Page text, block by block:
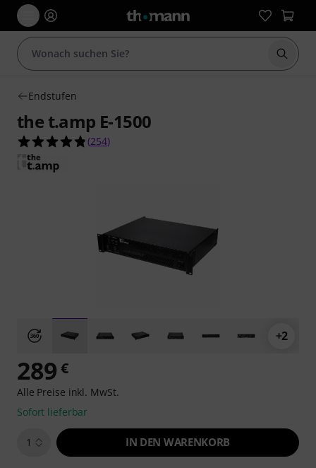
Suche
Endstufen
the t.amp E-1500
4.8 von 5 Sternen aus 254 Kundenbewertungen
(254)
+2
289 €
Alle Preise inkl. MwSt.
Sofort lieferbar
1 IN DEN WARENKORB